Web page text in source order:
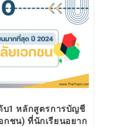
บ1 หลักสูตรการบัญชี
กชน) ที่นักเรียนอยาก